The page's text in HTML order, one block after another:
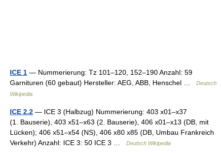
ICE 1 — Nummerierung: Tz 101–120, 152–190 Anzahl: 59
Garnituren (60 gebaut) Hersteller: AEG, ABB, Henschel …
Deutsch
Wikipedia
ICE 2.2 — ICE 3 (Halbzug) Nummerierung: 403 x01–x37
(1. Bauserie), 403 x51–x63 (2. Bauserie), 406 x01–x13 (DB, mit
Lücken); 406 x51–x54 (NS), 406 x80 x85 (DB, Umbau Frankreich
Verkehr) Anzahl: ICE 3: 50 ICE 3 …
Deutsch Wikipedia